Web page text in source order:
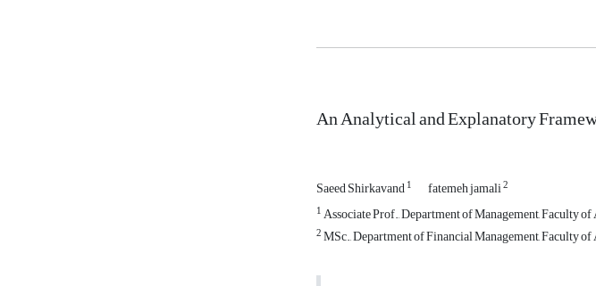
An Analytical and Explanatory
Saeed Shirkavand1 fatemeh jamali2
1Associate Prof., Department of Management, Faculty
2MSc., Department of Financial Management, Faculty